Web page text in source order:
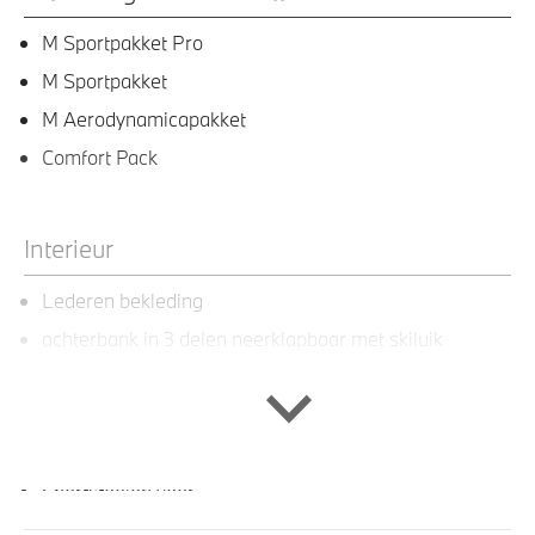
M Sportpakket Pro
M Sportpakket
M Aerodynamicapakket
Comfort Pack
Interieur
Lederen bekleding
achterbank in 3 delen neerklapbaar met skiluik
Sportstoelen voor
M Sportstuurwiel met leder bekleed